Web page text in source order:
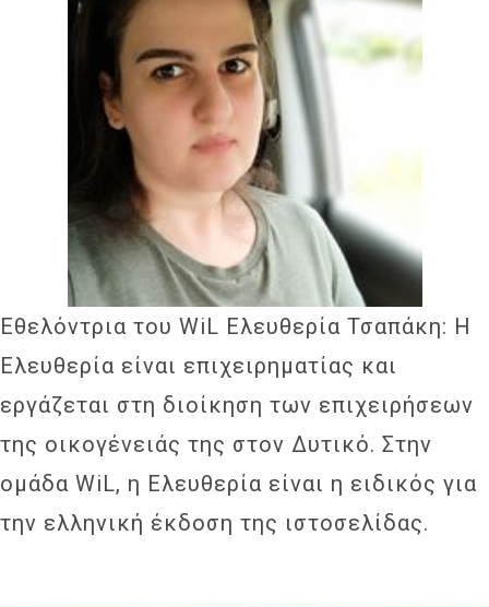
Εθελόντρια του WiL Ελευθερία Τσαπάκη: Η
Ελευθερία είναι επιχειρηματίας και
εργάζεται στη διοίκηση των επιχειρήσεων
της οικογένειάς της στον Δυτικό. Στην
ομάδα WiL, η Ελευθερία είναι η ειδικός για
την ελληνική έκδοση της ιστοσελίδας.